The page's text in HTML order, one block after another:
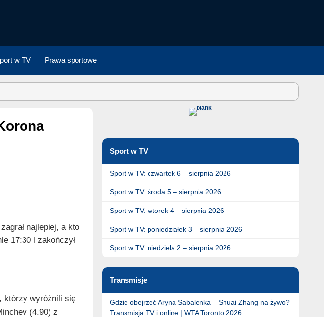
w TV Prawa sportowe
najlepiej, a kto
17:30 i zakończył
którzy wyróżnili się
(4.90) z
Sport w TV
Sport w TV: czwartek 6 – sierpnia 2026
Sport w TV: środa 5 – sierpnia 2026
Sport w TV: wtorek 4 – sierpnia 2026
Sport w TV: poniedziałek 3 – sierpnia 2026
Sport w TV: niedziela 2 – sierpnia 2026
Transmisje
Gdzie obejrzeć Aryna Sabalenka – Shuai Zhang na żywo?
Transmisja TV i online | WTA Toronto 2026